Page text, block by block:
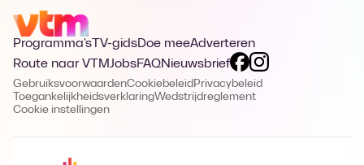
Programma's TV-gidsDoe meeAdverteren
Route naar VTMJobsFAQNieuwsbrief
GebruiksvoorwaardenCookiebeleid Privacybeleid
ToegankelijkheidsverklaringWedstrijdreglement
Cookie instellingen